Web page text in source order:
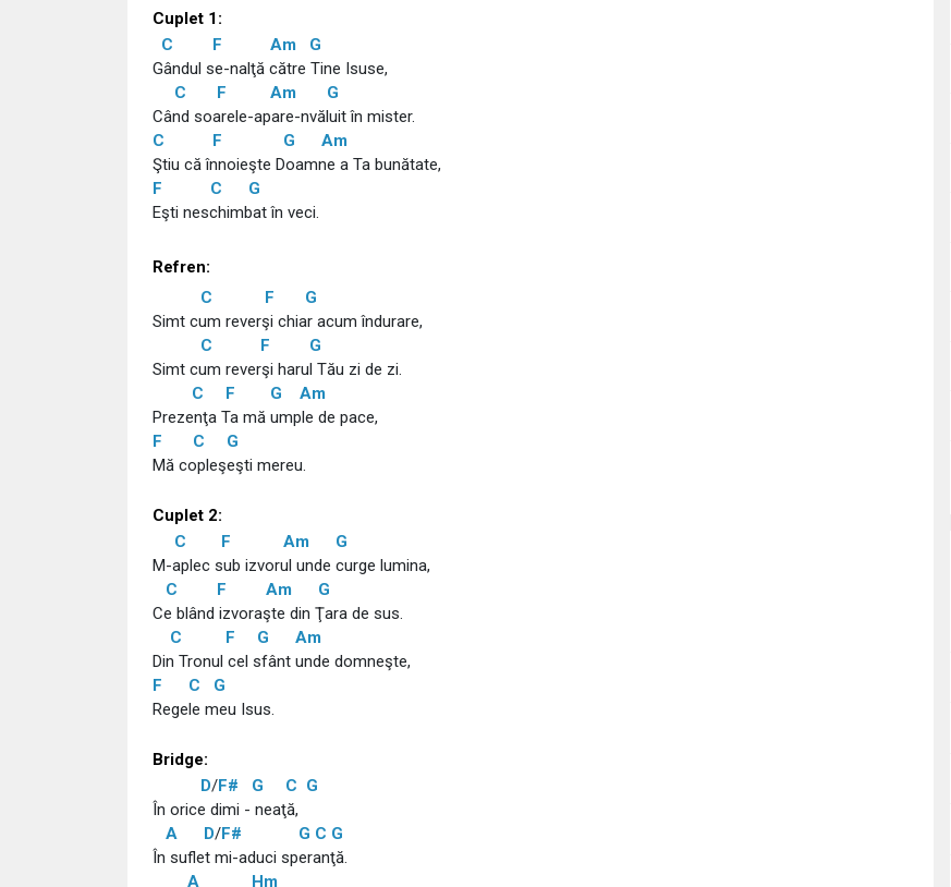
Cuplet 1:
C
F Am
G
Gândul se-nalţă către Tine Isuse,
C
F Am
G
Când soarele-apare-nvăluit în mister.
C
F G
Am
Ştiu că înnoieşte Doamne a Ta bunătate,
F
C
G
Eşti neschimbat în veci.
Refren:
C
F
G
Simt cum reverşi chiar acum îndurare,
C
F
G
Simt cum reverşi harul Tău zi de zi.
C
F G
Am
Prezenţa Ta mă umple de pace,
F
C
G
Mă copleşeşti mereu.
Cuplet 2:
C
F Am
G
M-aplec sub izvorul unde curge lumina,
C
F Am
G
Ce blând izvoraşte din Ţara de sus.
C
F G
Am
Din Tronul cel sfânt unde domneşte,
F
C
G
Regele meu Isus.
Bridge:
D/F# G C G
În orice dimi - neaţă,
A
D/F# G C G
În suflet mi-aduci speranţă.
A
Hm